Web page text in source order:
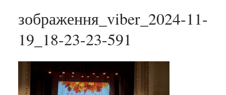
зображення_viber_2024-11-
19_18-23-23-591